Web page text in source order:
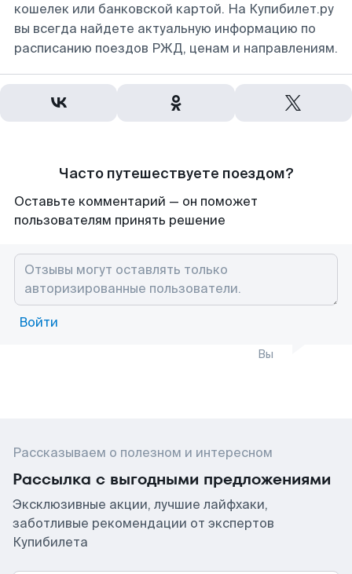
кошелек или банковской картой. На Купибилет.ру
вы всегда найдете актуальную информацию по
расписанию поездов РЖД, ценам и направлениям.
Часто путешествуете поездом?
Оставьте комментарий — он поможет
пользователям принять решение
Войти
Вы
Рассказываем о полезном и интересном
Рассылка с выгодными предложениями
Эксклюзивные акции, лучшие лайфхаки,
заботливые рекомендации от экспертов
Купибилета